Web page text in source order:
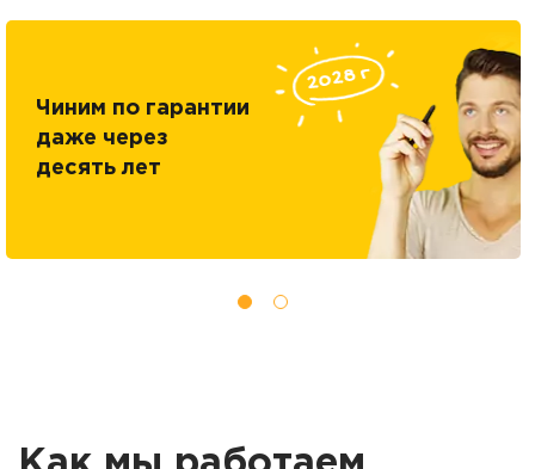
Чиним по гарантии
даже через
десять лет